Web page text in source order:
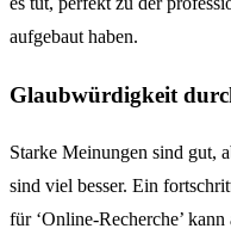
aufgebaut haben.
Glaubwürdigkeit
Starke Meinungen sind gut,
sind viel besser. Ein
für ‘Online-Recherche’